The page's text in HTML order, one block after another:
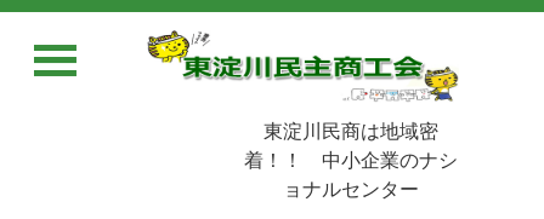
東淀川民商は地域密
着！！ 中小企業のナシ
ョナルセンター